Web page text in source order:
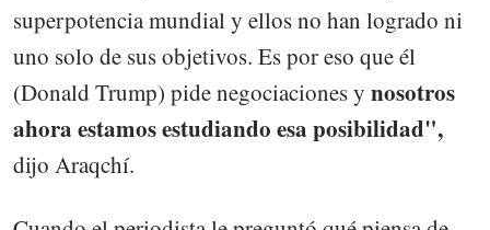
superpotencia mundial y ellos no han logrado ni
uno solo de sus objetivos. Es por eso que él
(Donald Trump) pide negociaciones y nosotros
ahora estamos estudiando esa posibilidad",
dijo Araqchí.